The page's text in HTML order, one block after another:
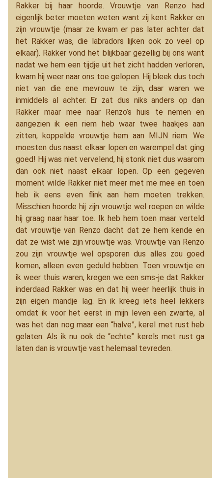
Rakker bij haar hoorde. Vrouwtje van Renzo had
eigenlijk beter moeten weten want zij kent Rakker en
zijn vrouwtje (maar ze kwam er pas later achter dat
het Rakker was, die labradors lijken ook zo veel op
elkaar). Rakker vond het blijkbaar gezellig bij ons want
nadat we hem een tijdje uit het zicht hadden verloren,
kwam hij weer naar ons toe gelopen. Hij bleek dus toch
niet van die ene mevrouw te zijn, daar waren we
inmiddels al achter. Er zat dus niks anders op dan
Rakker maar mee naar Renzo’s huis te nemen en
aangezien ik een riem heb waar twee haakjes aan
zitten, koppelde vrouwtje hem aan MIJN riem. We
moesten dus naast elkaar lopen en warempel dat ging
goed! Hij was niet vervelend, hij stonk niet dus waarom
dan ook niet naast elkaar lopen. Op een gegeven
moment wilde Rakker niet meer met me mee en toen
heb ik eens even flink aan hem moeten trekken.
Misschien hoorde hij zijn vrouwtje wel roepen en wilde
hij graag naar haar toe. Ik heb hem toen maar verteld
dat vrouwtje van Renzo dacht dat ze hem kende en
dat ze wist wie zijn vrouwtje was. Vrouwtje van Renzo
zou zijn vrouwtje wel opsporen dus alles zou goed
komen, alleen even geduld hebben. Toen vrouwtje en
ik weer thuis waren, kregen we een sms-je dat Rakker
inderdaad Rakker was en dat hij weer heerlijk thuis in
zijn eigen mandje lag. En ik kreeg iets heel lekkers
omdat ik voor het eerst in mijn leven een zwarte, al
was het dan nog maar een “halve”, kerel met rust heb
gelaten. Als ik nu ook de “echte” kerels met rust ga
laten dan is vrouwtje vast helemaal tevreden.